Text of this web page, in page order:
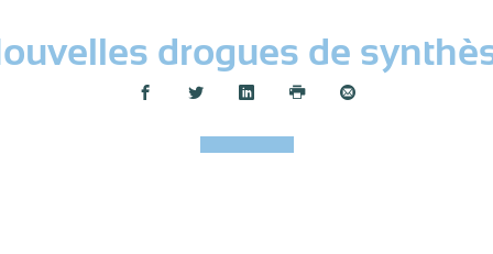
drogues de
Partager :